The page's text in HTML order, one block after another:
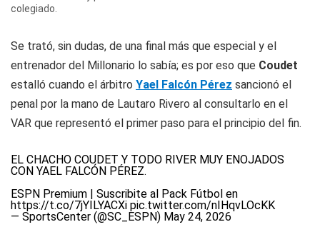
colegiado.
Se trató, sin dudas, de una final más que especial y el
entrenador del Millonario lo sabía; es por eso que Coudet
estalló cuando el árbitro Yael Falcón Pérez sancionó el
penal por la mano de Lautaro Rivero al consultarlo en el
VAR que representó el primer paso para el principio del fin.
EL CHACHO COUDET Y TODO RIVER MUY ENOJADOS
CON YAEL FALCÓN PÉREZ.
ESPN Premium | Suscribite al Pack Fútbol en
https://t.co/7jYILYACXi pic.twitter.com/nIHqvLOcKK
— SportsCenter (@SC_ESPN) May 24, 2026